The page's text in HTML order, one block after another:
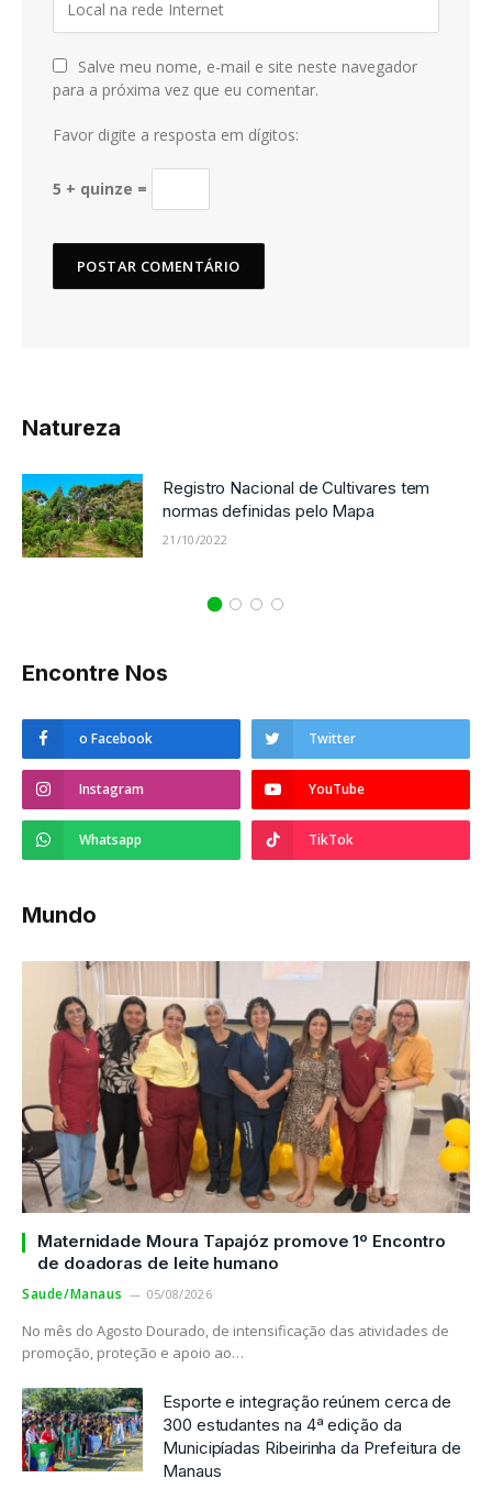
Salve meu nome, e-mail e site neste navegador
para a próxima vez que eu comentar.
Favor digite a resposta em dígitos:
5 + quinze =
Natureza
Registro Nacional de Cultivares tem
normas definidas pelo Mapa
21/10/2022
Encontre Nos
o Facebook Twitter
Instagram YouTube
Whatsapp TikTok
Mundo
Maternidade Moura Tapajóz promove 1º Encontro
de doadoras de leite humano
Saude/Manaus 05/08/2026
No mês do Agosto Dourado, de intensificação das atividades de
promoção, proteção e apoio ao…
Esporte e integração reúnem cerca de
300 estudantes na 4ª edição da
Municipíadas Ribeirinha da Prefeitura de
Manaus